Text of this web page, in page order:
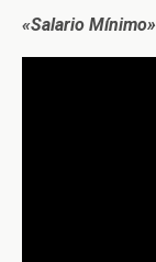
«Salario